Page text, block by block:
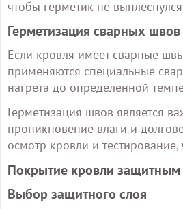
чтобы герметик не
Герметизация сварных швов
Если кровля имеет сварные
применяются специальные
нагрета до определенной
Герметизация швов является
проникновение влаги и
осмотр кровли и
Покрытие кровли защитным
Выбор защитного слоя